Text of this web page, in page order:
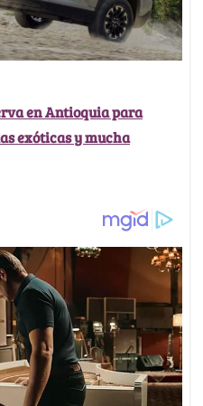
en Antioquia para
exóticas y mucha